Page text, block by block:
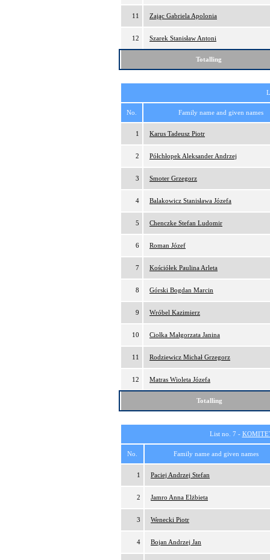
11 Zając Gabriela Apolonia
12 Szarek Stanisław Antoni
Totalling
No. Family name and given names
1 Karus Tadeusz Piotr
2 Półchłopek Aleksander Andrzej
3 Smoter Grzegorz
4 Balakowicz Stanisława Józefa
5 Chenczke Stefan Ludomir
6 Roman Józef
7 Kościółek Paulina Arleta
8 Górski Bogdan Marcin
9 Wróbel Kazimierz
10 Ciołka Małgorzata Janina
11 Rodziewicz Michał Grzegorz
12 Matras Wioleta Józefa
Totalling
List no. 7 -
No. Family name and given names
1 Paciej Andrzej Stefan
2 Jamro Anna Elżbieta
3 Wenecki Piotr
4 Bojan Andrzej Jan